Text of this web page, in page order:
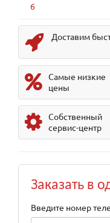
6
Доставим
Самые низкие
цены
Собственный
сервис-центр
Заказать в
Введите номер